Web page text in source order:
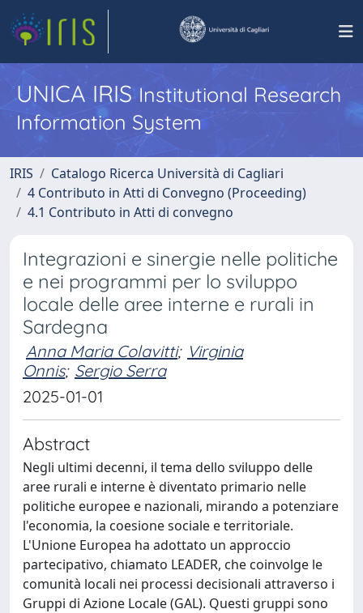
UNICA IRISInstitutional Research
Information System
IRIS
Catalogo Ricerca Università di Cagliari
4 Contributo in Atti di Convegno (Proceeding)
4.1 Contributo in Atti di convegno
Integrazioni e sinergie nelle politiche
e nei programmi per lo sviluppo
locale delle aree interne e rurali in
Sardegna
Anna Maria Colavitti; Virginia
Onnis; Sergio Serra
2025-01-01
Abstract
Negli ultimi decenni, il tema dello sviluppo delle
aree rurali e interne è diventato primario nelle
politiche europee e nazionali, mirando a potenziare
l'economia, la coesione sociale e territoriale.
L'Unione Europea ha adottato un approccio
partecipativo, chiamato LEADER, che coinvolge le
comunità locali nei processi decisionali attraverso i
Gruppi di Azione Locale (GAL). Questi gruppi sono